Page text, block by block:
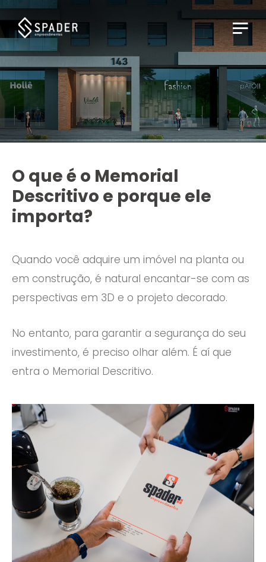
O que é o Memorial
Descritivo e porque ele
importa?
Quando você adquire um imóvel na planta ou
em construção, é natural encantar-se com as
perspectivas em 3D e o projeto decorado.
No entanto, para garantir a segurança do seu
investimento, é preciso olhar além. É aí que
entra o Memorial Descritivo.